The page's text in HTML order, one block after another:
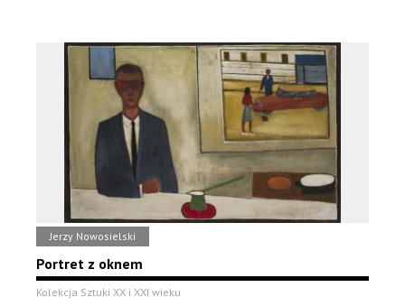
Jerzy Nowosielski
Portret z oknem
Kolekcja Sztuki XX i XXI wieku